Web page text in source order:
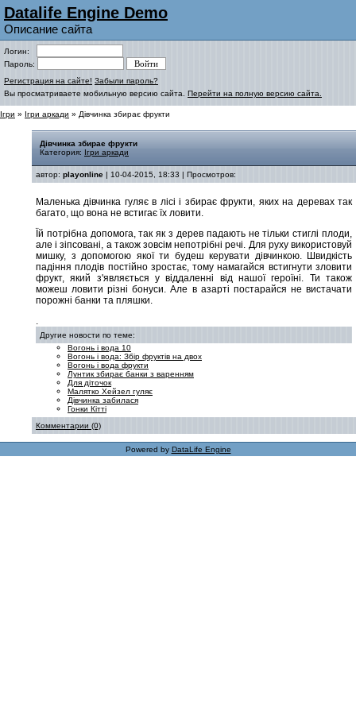
Datalife Engine Demo
Описание сайта
Логин:
Пароль:
Регистрация на сайте! Забыли пароль?
Вы просматриваете мобильную версию сайта. Перейти на полную версию сайта.
Ігри » Ігри аркади » Дівчинка збирає фрукти
Дівчинка збирає фрукти
Категория: Ігри аркади
автор: playonline | 10-04-2015, 18:33 | Просмотров:
Маленька дівчинка гуляє в лісі і збирає фрукти, яких на деревах так
багато, що вона не встигає їх ловити.
Їй потрібна допомога, так як з дерев падають не тільки стиглі плоди,
але і зіпсовані, а також зовсім непотрібні речі. Для руху використовуй
мишку, з допомогою якої ти будеш керувати дівчинкою. Швидкість
падіння плодів постійно зростає, тому намагайся встигнути зловити
фрукт, який з'являється у віддаленні від нашої героїні. Ти також
можеш ловити різні бонуси. Але в азарті постарайся не вистачати
порожні банки та пляшки.
.
Другие новости по теме:
Вогонь і вода 10
Вогонь і вода: Збір фруктів на двох
Вогонь і вода фрукти
Лунтик збирає банки з варенням
Для діточок
Малятко Хейзел гуляє
Дівчинка забилася
Гонки Кітті
Комментарии (0)
Powered by DataLife Engine